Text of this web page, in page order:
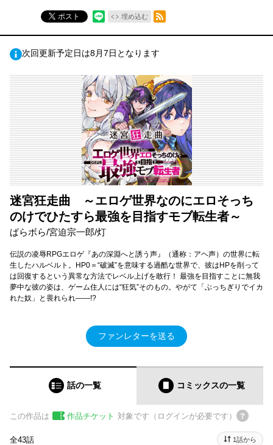
ポスト 埋め込む
RSSフィード
次回更新予定日は8月7日となります
迷宮狂走曲 ～エロゲ世界なのにエロそっち
のけでひたすら最強を目指すモブ転生者～
ぱらボら/宮迫宗一郎/灯
伝説の凌辱RPGエロゲ『あの深淵へと誘う声』（通称：アヘ声）の世界に転
生したハルベルト。HP0＝“破滅”を意味する過酷な世界で、彼はHPを削って
は回復するという異常な方法でレベル上げを敢行！ 最強を目指すことに無我
夢中な彼の姿は、ゲーム住人には“狂気”そのもの。やがて「ぶっちぎりでイカ
れた奴」と畏れられ――!?
ファンレターを送る
話の一覧 コミックスの一覧
この作品は 作品チケット 対象です（ログインが必要です）
全43話 1話から